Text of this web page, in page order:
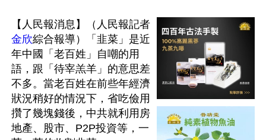
【人民報消息】（人民報記者
金欣綜合報導）「韭菜」是近
年中國「老百姓」自嘲的用
語，跟「待宰羔羊」的意思差
不多。當老百姓在前些年經濟
狀況稍好的情況下，省吃儉用
攢了幾塊錢後，中共就利用房
地產、股市、P2P投資等，一